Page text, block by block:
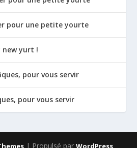
pour une petite yourte
new yurt !
pour vous servir
pour vous servir
| Propulsé par WordPress